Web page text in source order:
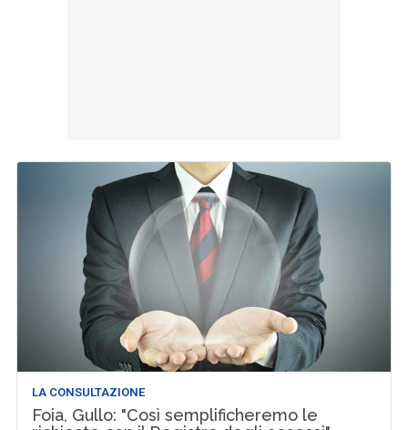
LA CONSULTAZIONE
Foia, Gullo: "Così semplificheremo le